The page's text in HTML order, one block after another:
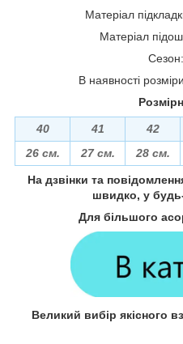
Матеріал
Матеріал
В наявності
40 41 42
26 см.
27 см. 28 см.
На дзвінки та
швидко, у
Для більшого
Великий вибір якісного